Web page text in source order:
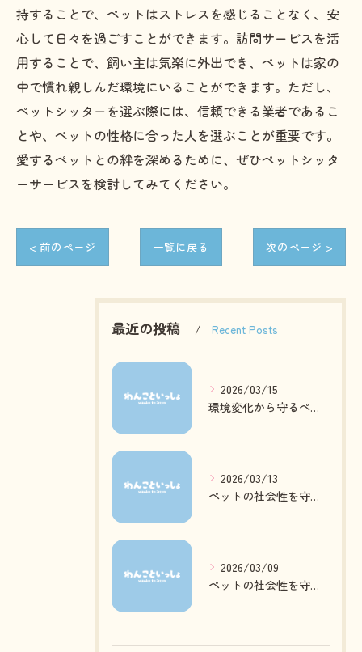
持することで、ペットはストレスを感じることなく、安
心して日々を過ごすことができます。訪問サービスを活
用することで、飼い主は気楽に外出でき、ペットは家の
中で慣れ親しんだ環境にいることができます。ただし、
ペットシッターを選ぶ際には、信頼できる業者であるこ
とや、ペットの性格に合った人を選ぶことが重要です。
愛するペットとの絆を深めるために、ぜひペットシッタ
ーサービスを検討してみてください。
< 前のページ 一覧に戻る 次のページ >
最近の投稿 Recent Posts
2026/03/15
環境変化から守るペットの心身ケア方法
2026/03/13
ペットの社会性を守る日常ケアとは
2026/03/09
ペットの社会性を守る質の高いお預かりとは